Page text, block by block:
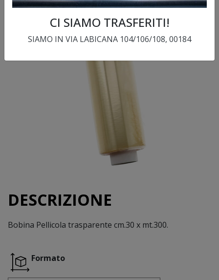
DESCRIZIONE
Bobina Pellicola trasparente cm.30 x mt.300.
Formato
CI SIAMO TRASFERITI!
SIAMO IN VIA LABICANA 104/106/108, 00184